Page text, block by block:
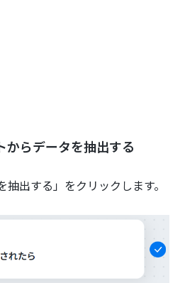
からデータを抽出する
抽出する」をクリックします。